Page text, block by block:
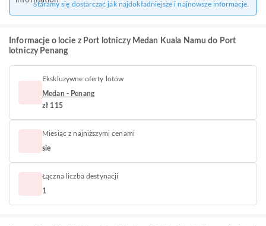
Staramy się dostarczać jak najdokładniejsze i najnowsze informacje.
Informacje o locie z Port lotniczy Medan Kuala Namu do Port
lotniczy Penang
Ekskluzywne oferty lotów
Medan - Penang
zł 115
Miesiąc z najniższymi cenami
sie
Łączna liczba destynacji
1